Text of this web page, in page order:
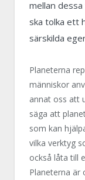
mellan
ska tolka ett
särskilda
Planeterna
människor
annat oss att
säga att
som kan
vilka verktyg
också låta till
Planeterna är